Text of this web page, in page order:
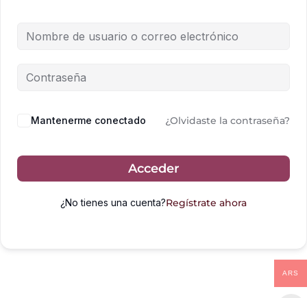
Mantenerme conectado ¿Olvidaste la contraseña?
Acceder
¿No tienes una cuenta?Regístrate ahora
ARS